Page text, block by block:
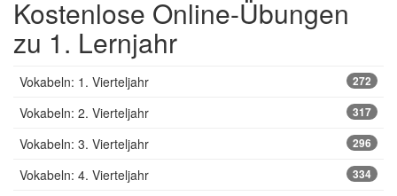
Kostenlose Online-Übungen
zu 1. Lernjahr
Vokabeln: 1. Vierteljahr 272
Vokabeln: 2. Vierteljahr 317
Vokabeln: 3. Vierteljahr 296
Vokabeln: 4. Vierteljahr 334